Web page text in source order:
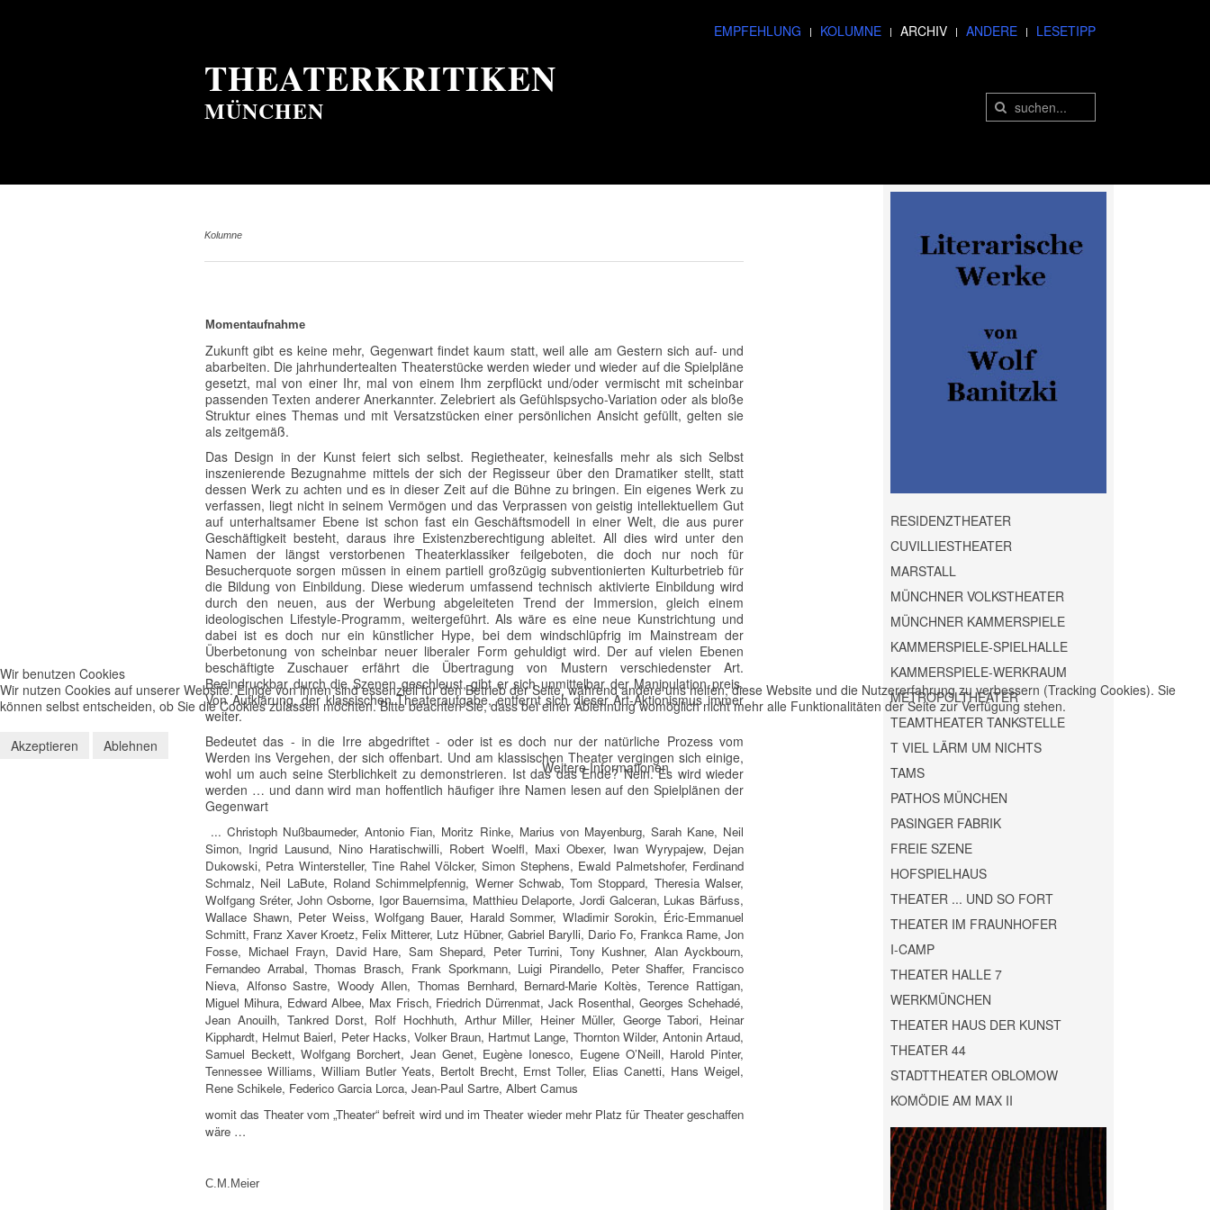
EMPFEHLUNG KOLUMNE ARCHIV ANDERE LESETIPP
THEATERKRITIKEN
MÜNCHEN
Kolumne
Momentaufnahme
Zukunft gibt es keine mehr, Gegenwart findet kaum statt, weil alle am Gestern sich auf- und
abarbeiten. Die jahrhundertealten Theaterstücke werden wieder und wieder auf die Spielpläne
gesetzt, mal von einer Ihr, mal von einem Ihm zerpflückt und/oder vermischt mit scheinbar
passenden Texten anderer Anerkannter. Zelebriert als Gefühlspsycho-Variation oder als bloße
Struktur eines Themas und mit Versatzstücken einer persönlichen Ansicht gefüllt, gelten sie
als zeitgemäß.
Das Design in der Kunst feiert sich selbst. Regietheater, keinesfalls mehr als sich Selbst
inszenierende Bezugnahme mittels der sich der Regisseur über den Dramatiker stellt, statt
dessen Werk zu achten und es in dieser Zeit auf die Bühne zu bringen. Ein eigenes Werk zu
verfassen, liegt nicht in seinem Vermögen und das Verprassen von geistig intellektuellem Gut
auf unterhaltsamer Ebene ist schon fast ein Geschäftsmodell in einer Welt, die aus purer
Geschäftigkeit besteht, daraus ihre Existenzberechtigung ableitet. All dies wird unter den
Namen der längst verstorbenen Theaterklassiker feilgeboten, die doch nur noch für
Besucherquote sorgen müssen in einem partiell großzügig subventionierten Kulturbetrieb für
die Bildung von Einbildung. Diese wiederum umfassend technisch aktivierte Einbildung wird
durch den neuen, aus der Werbung abgeleiteten Trend der Immersion, gleich einem
ideologischen Lifestyle-Programm, weitergeführt. Als wäre es eine neue Kunstrichtung und
dabei ist es doch nur ein künstlicher Hype, bei dem windschlüpfrig im Mainstream der
Überbetonung von scheinbar neuer liberaler Form gehuldigt wird. Der auf vielen Ebenen
beschäftigte Zuschauer erfährt die Übertragung von Mustern verschiedenster Art.
Beeindruckbar durch die Szenen geschleust, gibt er sich unmittelbar der Manipulation preis.
Von Aufklärung, der klassischen Theateraufgabe, entfernt sich dieser Art-Aktionismus immer
weiter.
Bedeutet das - in die Irre abgedriftet - oder ist es doch nur der natürliche Prozess vom
Werden ins Vergehen, der sich offenbart. Und am klassischen Theater vergingen sich einige,
wohl um auch seine Sterblichkeit zu demonstrieren. Ist das das Ende? Nein. Es wird wieder
werden … und dann wird man hoffentlich häufiger ihre Namen lesen auf den Spielplänen der
Gegenwart
... Christoph Nußbaumeder, Antonio Fian, Moritz Rinke, Marius von Mayenburg, Sarah Kane, Neil
Simon, Ingrid Lausund, Nino Haratischwilli, Robert Woelfl, Maxi Obexer, Iwan Wyrypajew, Dejan
Dukowski, Petra Wintersteller, Tine Rahel Völcker, Simon Stephens, Ewald Palmetshofer, Ferdinand
Schmalz, Neil LaBute, Roland Schimmelpfennig, Werner Schwab, Tom Stoppard, Theresia Walser,
Wolfgang Sréter, John Osborne, Igor Bauernsima, Matthieu Delaporte, Jordi Galceran, Lukas Bärfuss,
Wallace Shawn, Peter Weiss, Wolfgang Bauer, Harald Sommer, Wladimir Sorokin, Éric-Emmanuel
Schmitt, Franz Xaver Kroetz, Felix Mitterer, Lutz Hübner, Gabriel Barylli, Dario Fo, Frankca Rame, Jon
Fosse, Michael Frayn, David Hare, Sam Shepard, Peter Turrini, Tony Kushner, Alan Ayckbourn,
Fernandeo Arrabal, Thomas Brasch, Frank Sporkmann, Luigi Pirandello, Peter Shaffer, Francisco
Nieva, Alfonso Sastre, Woody Allen, Thomas Bernhard, Bernard-Marie Koltès, Terence Rattigan,
Miguel Mihura, Edward Albee, Max Frisch, Friedrich Dürrenmat, Jack Rosenthal, Georges Schehadé,
Jean Anouilh, Tankred Dorst, Rolf Hochhuth, Arthur Miller, Heiner Müller, George Tabori, Heinar
Kipphardt, Helmut Baierl, Peter Hacks, Volker Braun, Hartmut Lange, Thornton Wilder, Antonin Artaud,
Samuel Beckett, Wolfgang Borchert, Jean Genet, Eugène Ionesco, Eugene O’Neill, Harold Pinter,
Tennessee Williams, William Butler Yeats, Bertolt Brecht, Ernst Toller, Elias Canetti, Hans Weigel,
Rene Schikele, Federico Garcia Lorca, Jean-Paul Sartre, Albert Camus
womit das Theater vom „Theater“ befreit wird und im Theater wieder mehr Platz für Theater geschaffen
wäre …
C.M.Meier
RESIDENZTHEATER
CUVILLIESTHEATER
MARSTALL
MÜNCHNER VOLKSTHEATER
MÜNCHNER KAMMERSPIELE
KAMMERSPIELE-SPIELHALLE
KAMMERSPIELE-WERKRAUM
METROPOLTHEATER
TEAMTHEATER TANKSTELLE
T VIEL LÄRM UM NICHTS
TAMS
PATHOS MÜNCHEN
PASINGER FABRIK
FREIE SZENE
HOFSPIELHAUS
THEATER ... UND SO FORT
THEATER IM FRAUNHOFER
I-CAMP
THEATER HALLE 7
WERKMÜNCHEN
THEATER HAUS DER KUNST
THEATER 44
STADTTHEATER OBLOMOW
KOMÖDIE AM MAX II
Wir benutzen Cookies
Wir nutzen Cookies auf unserer Website. Einige von ihnen sind essenziell für den Betrieb der Seite, während andere uns helfen, diese Website und die Nutzererfahrung zu verbessern (Tracking Cookies). Sie
können selbst entscheiden, ob Sie die Cookies zulassen möchten. Bitte beachten Sie, dass bei einer Ablehnung womöglich nicht mehr alle Funktionalitäten der Seite zur Verfügung stehen.
Akzeptieren
Ablehnen
Weitere Informationen